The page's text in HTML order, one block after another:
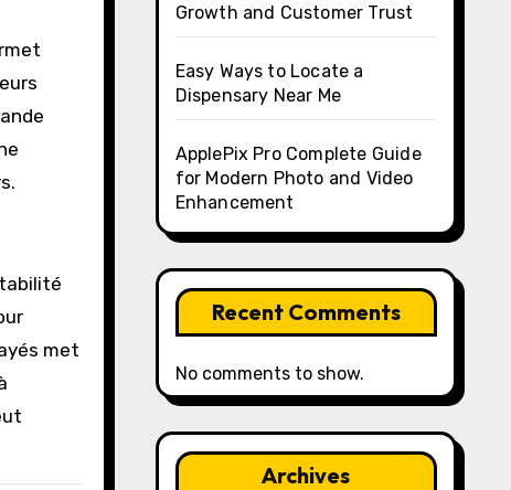
met
Growth and Customer Trust
Easy Ways to Locate a
Dispensary Near Me
ApplePix Pro Complete Guide
for Modern Photo and Video
Enhancement
Recent Comments
No comments to show.
Archives